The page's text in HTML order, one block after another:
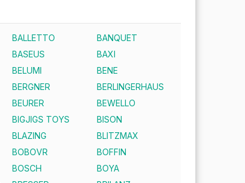
BALLETTO
BANQUET
BASEUS
BAXI
BELUMI
BENE
BERGNER
BERLINGERHAUS
BEURER
BEWELLO
BIGJIGS TOYS
BISON
BLAZING
BLITZMAX
BOBOVR
BOFFIN
BOSCH
BOYA